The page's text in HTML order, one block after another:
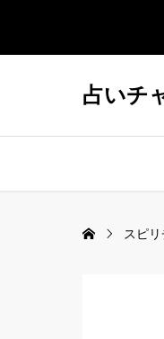
占いチ
スピ